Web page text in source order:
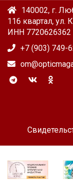
140002, г.
116 квартал, ул.
ИНН 7720626362
+7 (903) 749-